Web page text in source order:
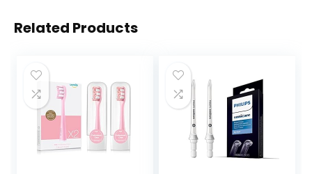
Related Products